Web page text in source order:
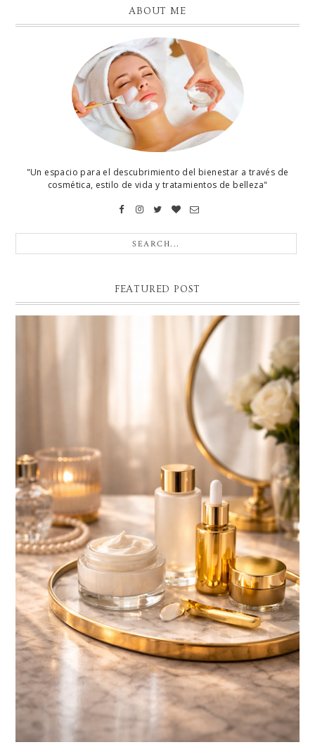
ABOUT ME
"Un espacio para el descubrimiento del bienestar a través de
cosmética, estilo de vida y tratamientos de belleza"
FEATURED POST
BELLEZA CONSCIENTE: EL LUJO SILENCIOSO QUE
TRANSFORMA TU PIEL Y TU BIENESTAR
Descubre cómo la belleza consciente, el skincare de lujo y la cosmética
premium se convierten en el nuevo ritual de bienestar. El final de...